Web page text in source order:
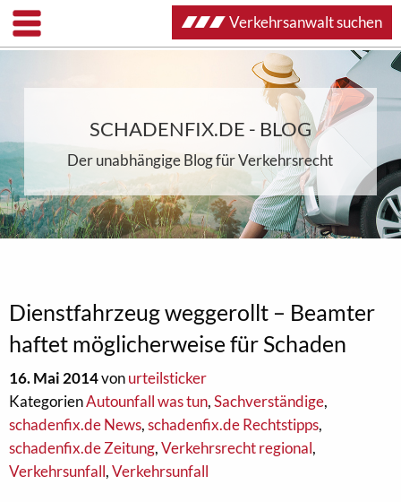
SCHADENFIX.DE - BLOG
Der unabhängige Blog für Verkehrsrecht
Dienstfahrzeug weggerollt – Beamter
haftet möglicherweise für Schaden
16. Mai 2014vonurteilsticker
KategorienAutounfall was tun,Sachverständige,
schadenfix.de News,schadenfix.de Rechtstipps,
schadenfix.de Zeitung,Verkehrsrecht regional,
Verkehrsunfall,Verkehrsunfall
Verkehrsanwalt suchen